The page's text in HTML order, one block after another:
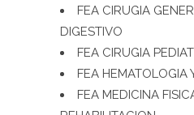
FEA CIRUGIA
DIGESTIVO
FEA CIRUGIA
FEA HEMATOLOGIA
FEA MEDICINA